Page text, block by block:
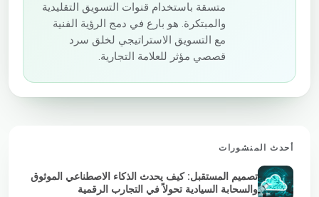
متسقة باستخدام قنوات التسويق التقليدية
والمبتكرة. هو بارع في دمج الرؤية الفنية
مع التسويق الاستراتيجي لخلق سرد
قصصي مؤثر للعلامة التجارية.
أحدث المنشورات
تصميم المستقبل: كيف يحدث الذكاء الاصطناعي الموثوق
والسحابة السيادية تحولاً في التجارب الرقمية